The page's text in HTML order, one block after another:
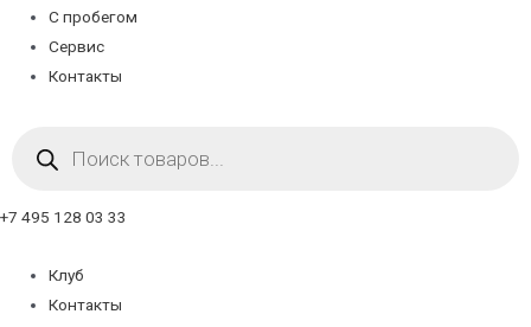
С пробегом
Сервис
Контакты
товаров
+7 495 128 03 33
Клуб
Контакты